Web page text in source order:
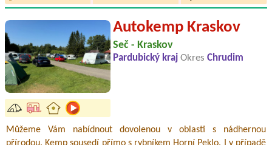
Autokemp Kraskov
Seč - Kraskov
Pardubický kraj Okres Chrudim
Můžeme Vám nabídnout dovolenou v oblasti s nádhernou